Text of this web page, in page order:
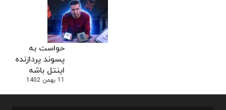
حواست به
پسوند پردازنده
اینتل باشه
11 بهمن 1402